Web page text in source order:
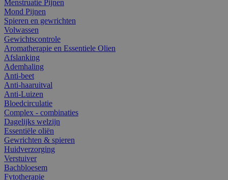
Menstruatie Pijnen
Mond Pijnen
Spieren en gewrichten
Volwassen
Gewichtscontrole
Aromatherapie en Essentiele Olien
Afslanking
Ademhaling
Anti-beet
Anti-haaruitval
Anti-Luizen
Bloedcirculatie
Complex - combinaties
Dagelijks welzijn
Essentiële oliën
Gewrichten & spieren
Huidverzorging
Verstuiver
Bachbloesem
Fytotherapie